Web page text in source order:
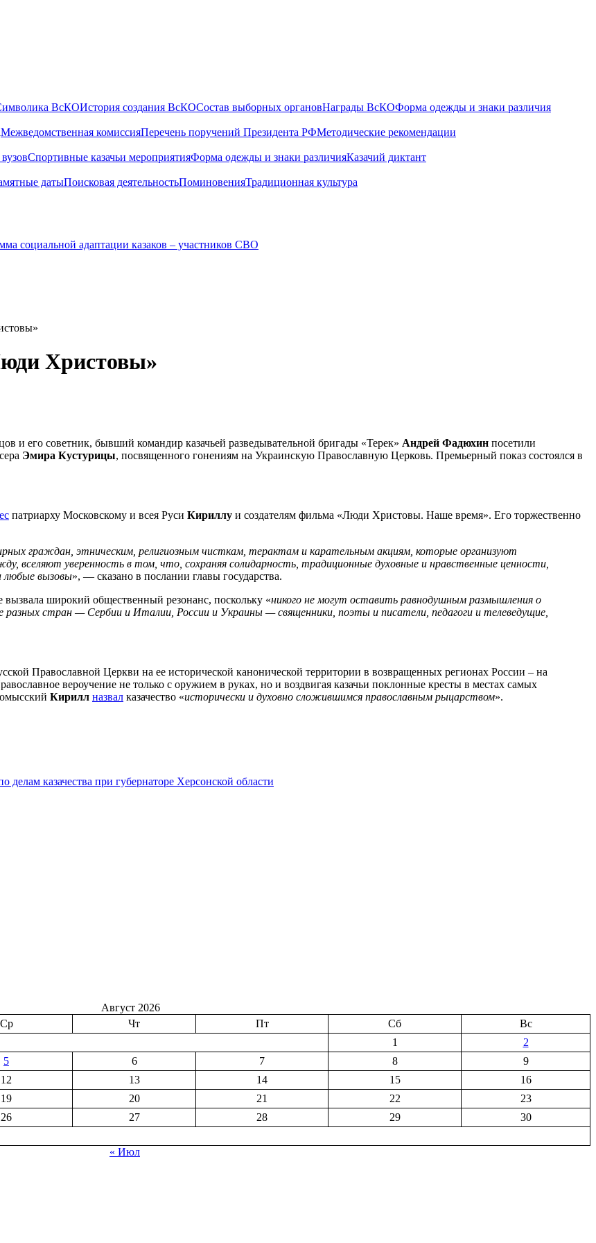
ВсКОИстория создания ВсКОСостав выборных органовНаграды ВсКОФорма одежды и знаки различия
Межведомственная комиссияПеречень поручений Президента РФМетодические рекомендации
Спортивные казачьи мероприятияФорма одежды и знаки различияКазачий диктант
датыПоисковая деятельностьПоминовенияТрадиционная культура
социальной адаптации казаков – участников СВО
Христовы»
и его советник, бывший командир казачьей разведывательной бригады «Терек» Андрей Фадюхин посетили
Эмира Кустурицы, посвященного гонениям на Украинскую Православную Церковь. Премьерный показ состоялся в
патриарху Московскому и всея Руси Кириллу и создателям фильма «Люди Христовы. Наше время». Его торжественно
граждан, этническим, религиозным чисткам, терактам и карательным акциям, которые организуют
уверенность в том, что, сохраняя солидарность, традиционные духовные и нравственные ценности,
любые вызовы», — сказано в послании главы государства.
вызвала широкий общественный резонанс, поскольку «никого не могут оставить равнодушным размышления о
стран — Сербии и Италии, России и Украины — священники, поэты и писатели, педагоги и телеведущие,
Православной Церкви на ее исторической канонической территории в возвращенных регионах России – на
вероучение не только с оружием в руках, но и воздвигая казачьи поклонные кресты в местах самых
Кирилл назвал казачество «исторически и духовно сложившимся православным рыцарством».
казачества при губернаторе Херсонской области
Август 2026
Ср Чт Пт Сб
Вс
1
2
5 6 7 8
9
12 13 14 15
16
19 20 21 22
23
26 27 28 29
30
« Июл